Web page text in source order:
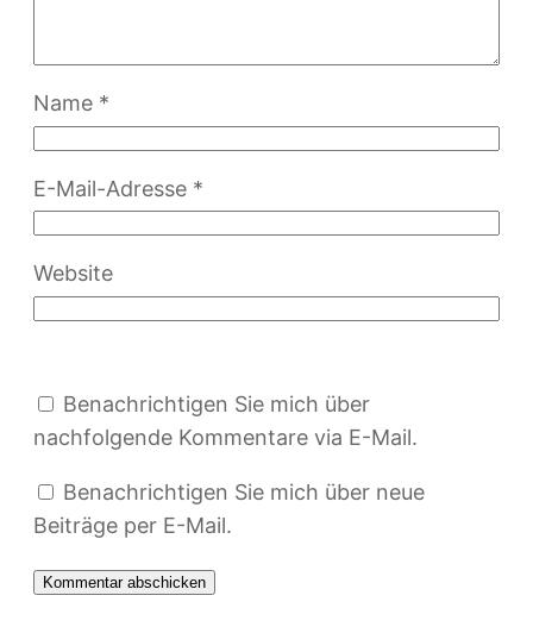
Name *
E-Mail-Adresse *
Website
Benachrichtigen Sie mich über
nachfolgende Kommentare via E-Mail.
Benachrichtigen Sie mich über neue
Beiträge per E-Mail.